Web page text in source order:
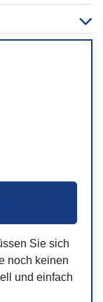
Sie sich
noch keinen
und einfach